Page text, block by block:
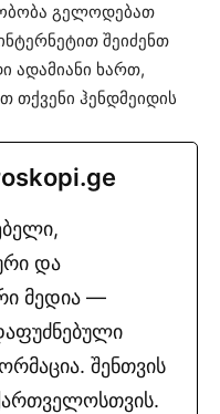
გელოდებათ
შეიძენთ
ადამიანი ხართ,
თქვენი ჰენდმეიდის
და
მედია —
შენთვის